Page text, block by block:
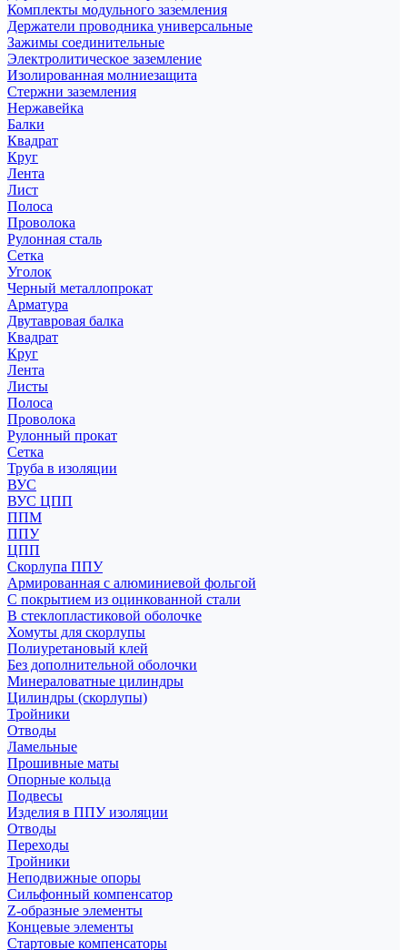
Комплекты модульного заземления
Держатели проводника универсальные
Зажимы соединительные
Электролитическое заземление
Изолированная молниезащита
Стержни заземления
Нержавейка
Балки
Квадрат
Круг
Лента
Лист
Полоса
Проволока
Рулонная сталь
Сетка
Уголок
Черный металлопрокат
Арматура
Двутавровая балка
Квадрат
Круг
Лента
Листы
Полоса
Проволока
Рулонный прокат
Сетка
Труба в изоляции
ВУС
ВУС ЦПП
ППМ
ППУ
ЦПП
Скорлупа ППУ
Армированная с алюминиевой фольгой
С покрытием из оцинкованной стали
В стеклопластиковой оболочке
Хомуты для скорлупы
Полиуретановый клей
Без дополнительной оболочки
Минераловатные цилиндры
Цилиндры (скорлупы)
Тройники
Отводы
Ламельные
Прошивные маты
Опорные кольца
Подвесы
Изделия в ППУ изоляции
Отводы
Переходы
Тройники
Неподвижные опоры
Cильфонный компенсатор
Z-образные элементы
Концевые элементы
Стартовые компенсаторы